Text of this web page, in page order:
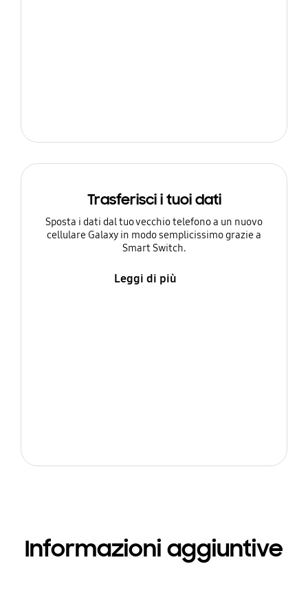
Trasferisci i tuoi dati
Sposta i dati dal tuo vecchio telefono a un nuovo
cellulare Galaxy in modo semplicissimo grazie a
Smart Switch.
Leggi di più
Informazioni aggiuntive